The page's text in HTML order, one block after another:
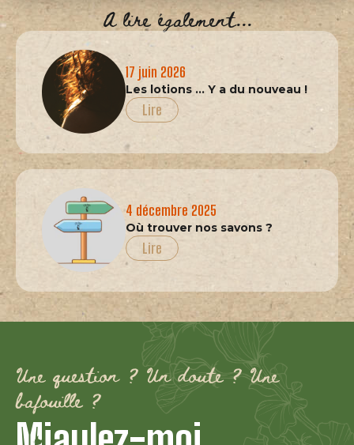
A lire également...
17 juin 2026
Les lotions … Y a du nouveau !
Lire
4 décembre 2025
Où trouver nos savons ?
Lire
Une question ? Un doute ? Une
bafouille ?